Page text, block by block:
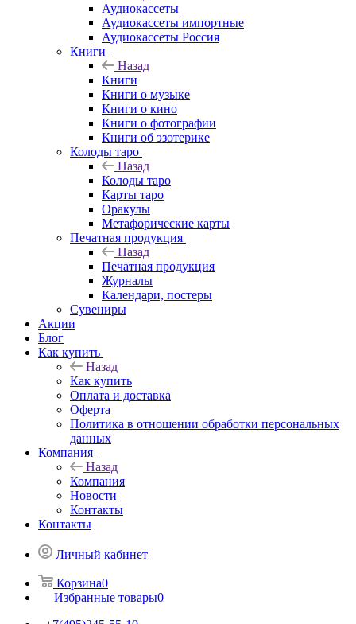
Аудиокассеты
Аудиокассеты импортные
Аудиокассеты Россия
Книги
Назад
Книги
Книги о музыке
Книги о кино
Книги о фотографии
Книги об эзотерике
Колоды таро
Назад
Колоды таро
Карты таро
Оракулы
Метафорические карты
Печатная продукция
Назад
Печатная продукция
Журналы
Календари, постеры
Сувениры
Акции
Блог
Как купить
Назад
Как купить
Оплата и доставка
Оферта
Политика в отношении обработки персональных
данных
Компания
Назад
Компания
Новости
Контакты
Контакты
Личный кабинет
Корзина0
Избранные товары0